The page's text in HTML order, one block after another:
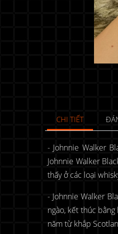
CHI TIẾT
- Johnnie Walker
Johnnie Walker
thấy ở các loại
- Johnnie Walker
ngào, kết thúc
năm từ khắp